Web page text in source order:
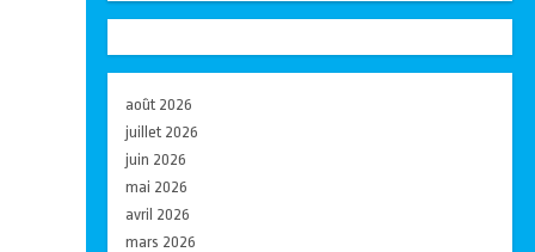
août 2026
juillet 2026
juin 2026
mai 2026
avril 2026
mars 2026